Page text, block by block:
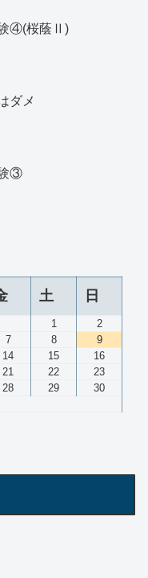
④(桜蔭Ⅱ)
ダメ
③
土 日
1
2
7 8
9
14 15
16
21 22
23
28 29
30